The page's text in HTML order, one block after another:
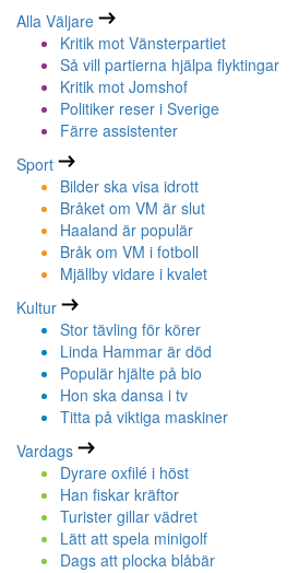
Alla Väljare
Kritik mot Vänsterpartiet
Så vill partierna hjälpa flyktingar
Kritik mot Jomshof
Politiker reser i Sverige
Färre assistenter
Sport
Bilder ska visa idrott
Bråket om VM är slut
Haaland är populär
Bråk om VM i fotboll
Mjällby vidare i kvalet
Kultur
Stor tävling för körer
Linda Hammar är död
Populär hjälte på bio
Hon ska dansa i tv
Titta på viktiga maskiner
Vardags
Dyrare oxfilé i höst
Han fiskar kräftor
Turister gillar vädret
Lätt att spela minigolf
Dags att plocka blåbär